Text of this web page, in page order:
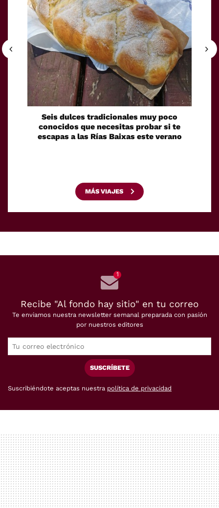
Seis dulces tradicionales muy poco
conocidos que necesitas probar si te
escapas a las Rías Baixas este verano
MÁS VIAJES
1
Recibe "Al fondo hay sitio" en tu correo
Te enviamos nuestra newsletter semanal preparada con pasión
por nuestros editores
SUSCRÍBETE
Suscribiéndote aceptas nuestra política de privacidad